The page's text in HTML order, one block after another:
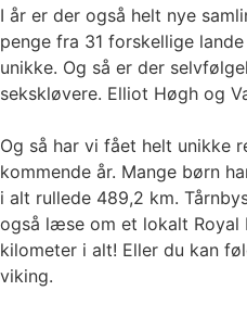
I år er der også helt nye
penge fra 31 forskellige
unikke. Og så er der
sekskløvere. Elliot Høgh og
Og så har vi fået helt unikke
kommende år. Mange børn
i alt rullede 489,2 km.
også læse om et lokalt Royal
kilometer i alt! Eller du kan
viking.